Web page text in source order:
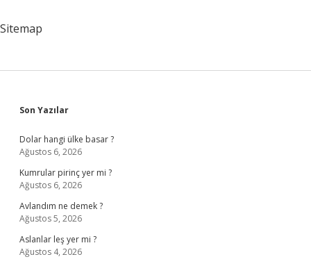
Sitemap
Sidebar
Son Yazılar
Dolar hangi ülke basar ?
Ağustos 6, 2026
Kumrular pirinç yer mi ?
Ağustos 6, 2026
Avlandım ne demek ?
Ağustos 5, 2026
Aslanlar leş yer mi ?
Ağustos 4, 2026